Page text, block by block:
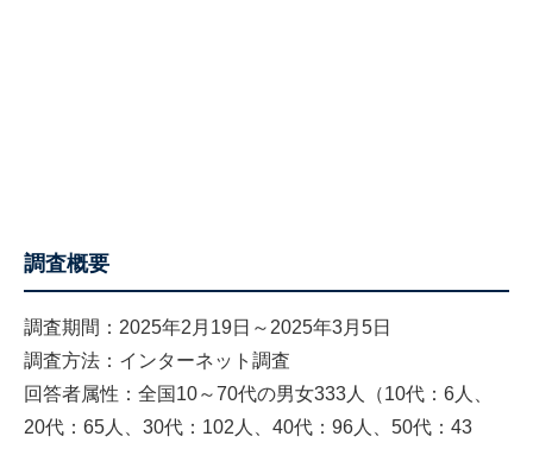
調査概要
調査期間：2025年2月19日～2025年3月5日
調査方法：インターネット調査
回答者属性：全国10～70代の男女333人（10代：6人、
20代：65人、30代：102人、40代：96人、50代：43